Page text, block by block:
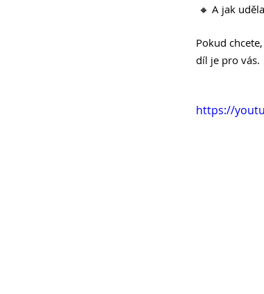
🔸 A jak
Pokud
díl je pro vás.
https://